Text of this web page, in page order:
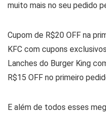
muito mais no seu pedido
Cupom de R$20 OFF na
KFC com cupons
Lanches do Burger King
R$15 OFF no primeiro
E além de todos esses